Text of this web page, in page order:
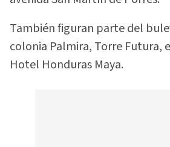
También figuran parte del
colonia Palmira, Torre Futura,
Hotel Honduras Maya.